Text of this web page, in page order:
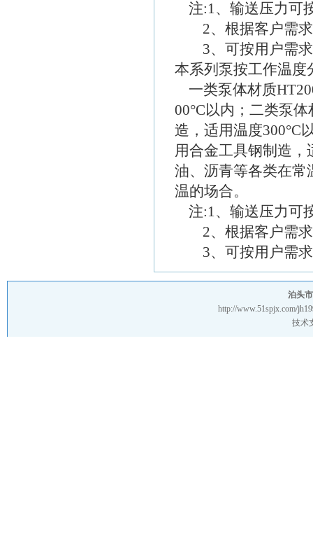
注:1、输送压力可
2、根据客户需求
3、可按用户需求
本系列泵按工作温度
一类泵体材质
00°C以内；二类泵
造，适用温度300°C
用合金工具钢制造，
油、沥青等各类在常
温的场合。
注:1、输送压力可
2、根据客户需求
3、可按用户需求
泊头
http://www.51spjx.com/
技术